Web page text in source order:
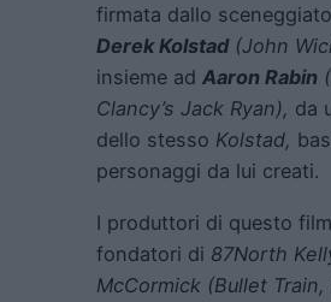
firmata dallo
Derek Kolstad(John
insieme ad Aaron Rabin
Clancy’s Jack Ryan), da
dello stesso Kolstad,
personaggi da lui creati.
I produttori di questo
fondatori di 87North
McCormick (Bullet Train,